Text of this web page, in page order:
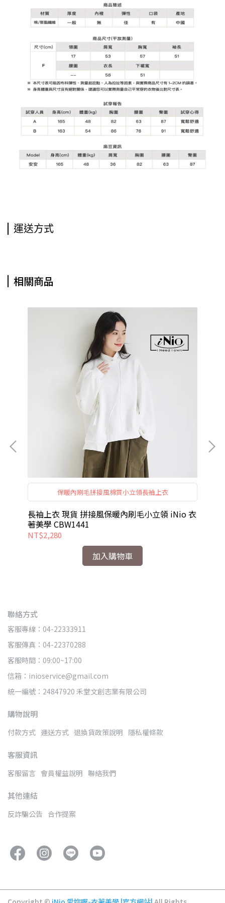
運送方式
相關商品
保暖內刷毛拼接風棉質小立領長袖上衣
長袖上衣 現貨 拼接風保暖內刷毛小立領 iNio 衣
著美學 CBW1441
NT$2,280
加入購物車
聯絡方式
客服專線：04-22333911
客服傳真：04-22370288
客服時間：09:00~17:00
信箱：inioservice@gmail.com
統一編號：24847920 禾堂文創志業有限公司
購物說明
付款方式 運送方式 退換貨政策說明 隱私權條款
客服資訊
客服留言 會員權益說明 聯絡我們
其他連結
反詐騙公告 合作提案